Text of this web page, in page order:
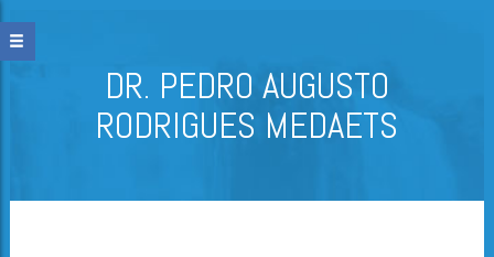
DR. PEDRO AUGUSTO
RODRIGUES MEDAETS